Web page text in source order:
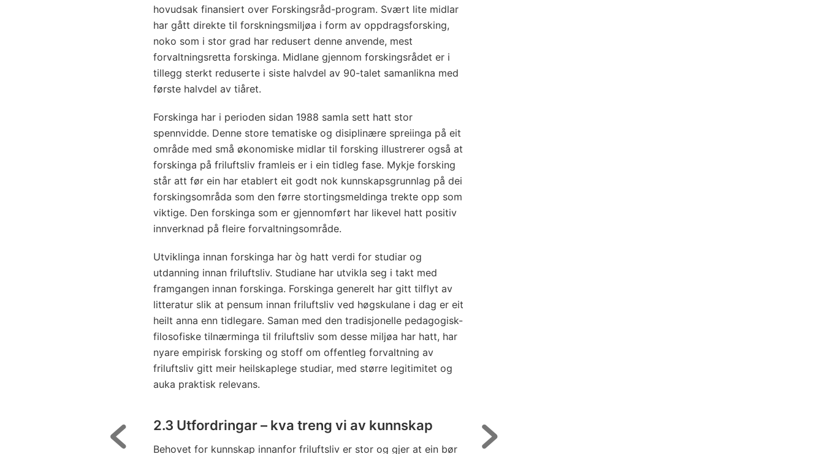
hovudsak finansiert over Forskingsråd-program. Svært lite midlar
har gått direkte til forskningsmiljøa i form av oppdragsforsking,
noko som i stor grad har redusert denne anvende, mest
forvaltningsretta forskinga. Midlane gjennom forskingsrådet er i
tillegg sterkt reduserte i siste halvdel av 90-talet samanlikna med
første halvdel av tiåret.
Forskinga har i perioden sidan 1988 samla sett hatt stor
spennvidde. Denne store tematiske og disiplinære spreiinga på eit
område med små økonomiske midlar til forsking illustrerer også at
forskinga på friluftsliv framleis er i ein tidleg fase. Mykje forsking
står att før ein har etablert eit godt nok kunnskapsgrunnlag på dei
forskingsområda som den førre stortingsmeldinga trekte opp som
viktige. Den forskinga som er gjennomført har likevel hatt positiv
innverknad på fleire forvaltningsområde.
Utviklinga innan forskinga har òg hatt verdi for studiar og
utdanning innan friluftsliv. Studiane har utvikla seg i takt med
framgangen innan forskinga. Forskinga generelt har gitt tilflyt av
litteratur slik at pensum innan friluftsliv ved høgskulane i dag er eit
heilt anna enn tidlegare. Saman med den tradisjonelle pedagogisk-
filosofiske tilnærminga til friluftsliv som desse miljøa har hatt, har
nyare empirisk forsking og stoff om offentleg forvaltning av
friluftsliv gitt meir heilskaplege studiar, med større legitimitet og
auka praktisk relevans.
2.3 Utfordringar – kva treng vi av kunnskap
Behovet for kunnskap innanfor friluftsliv er stor og gjer at ein bør